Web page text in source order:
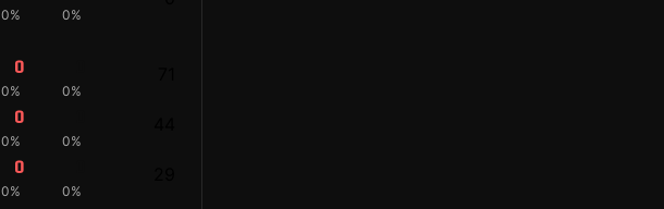
0% 0%
0
0% 0%
0
0% 0%
0
0% 0%